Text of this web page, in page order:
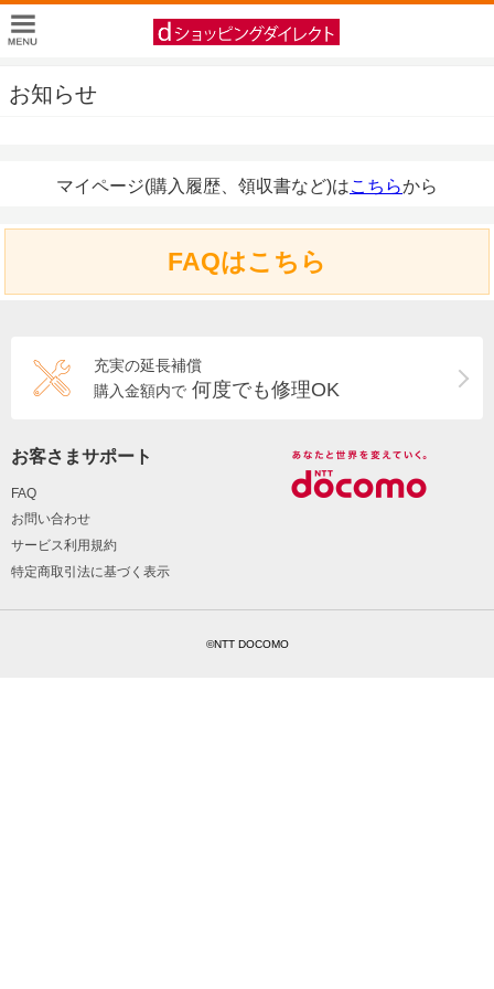
お知らせ
マイページ(購入履歴、領収書など)はこちらから
FAQはこちら
充実の延長補償
購入金額内で 何度でも修理OK
お客さまサポート
FAQ
お問い合わせ
サービス利用規約
特定商取引法に基づく表示
©NTT DOCOMO